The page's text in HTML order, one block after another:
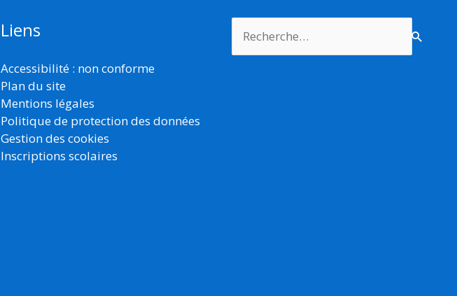
Liens
Accessibilité : non conforme
Plan du site
Mentions légales
Politique de protection des données
Gestion des cookies
Inscriptions scolaires